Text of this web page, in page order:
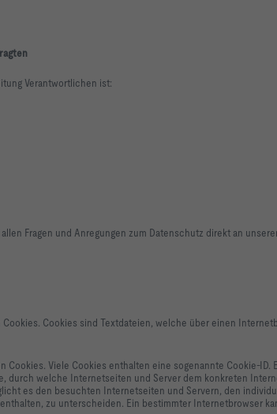
Verantwortlichen ist:
Fragen und Anregungen zum Datenschutz direkt an
Cookies. Cookies sind Textdateien, welche über einen
Viele Cookies enthalten eine sogenannte Cookie-ID.
durch welche Internetseiten und Server dem konkreten
es den besuchten Internetseiten und Servern, den
zu unterscheiden. Ein bestimmter Internetbrowser